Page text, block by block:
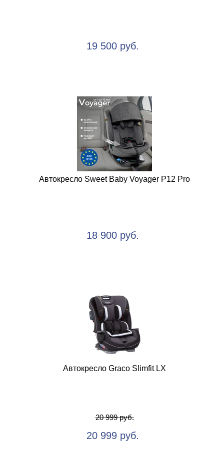
19 500 руб.
Автокресло Sweet Baby Voyager P12 Pro
18 900 руб.
Автокресло Graco Slimfit LX
20 999 руб.
20 999 руб.